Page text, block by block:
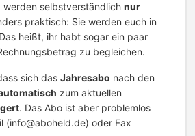
werden selbstverständlich nur
praktisch: Sie werden euch in
heißt, ihr habt sogar ein paar
zu begleichen.
sich das Jahresabo nach den
zum aktuellen
. Das Abo ist aber problemlos
(info@aboheld.de) oder Fax